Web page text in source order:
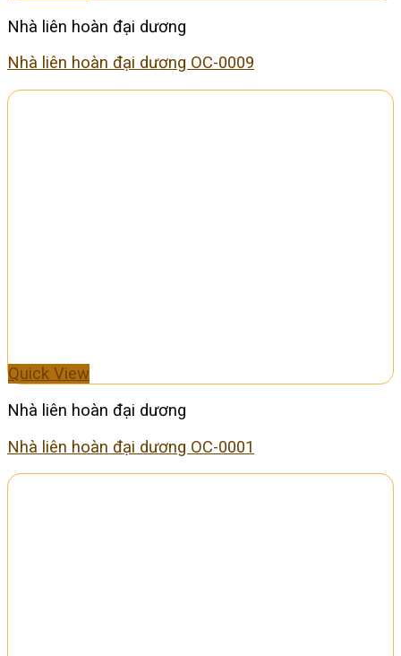
Nhà liên hoàn đại dương
Nhà liên hoàn đại dương OC-0009
Quick View
Nhà liên hoàn đại dương
Nhà liên hoàn đại dương OC-0001